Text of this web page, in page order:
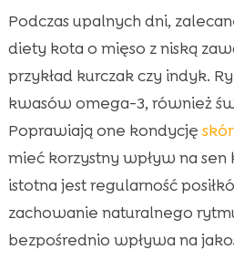
Podczas upalnych dni,
diety kota o mięso z niską
przykład kurczak czy indyk.
kwasów omega-3, również
Poprawiają one kondycję
mieć korzystny wpływ na
istotna jest regularność
zachowanie naturalnego
bezpośrednio wpływa na